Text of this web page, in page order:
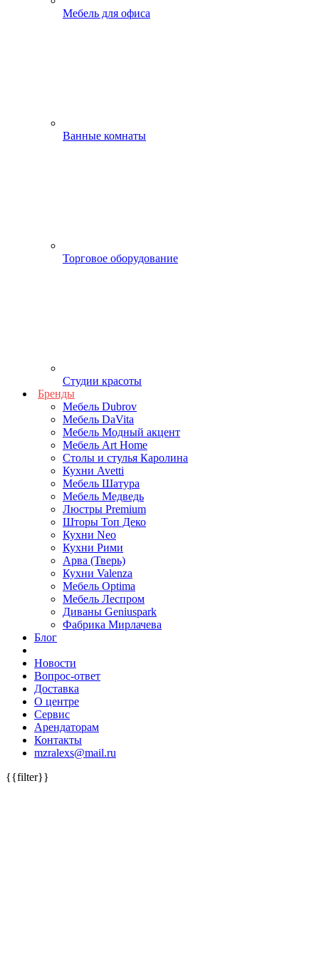
Мебель для офиса
Ванные комнаты
Торговое оборудование
Студии красоты
Бренды
Мебель Dubrov
Мебель DaVita
Мебель Модный акцент
Мебель Art Home
Столы и стулья Каролина
Кухни Avetti
Мебель Шатура
Мебель Медведь
Люстры Premium
Шторы Топ Деко
Кухни Neo
Кухни Рими
Арва (Тверь)
Кухни Valenza
Мебель Optima
Мебель Леспром
Диваны Geniuspark
Фабрика Мирлачева
Блог
Новости
Вопрос-ответ
Доставка
О центре
Сервис
Арендаторам
Контакты
mzralexs@mail.ru
{{filter}}